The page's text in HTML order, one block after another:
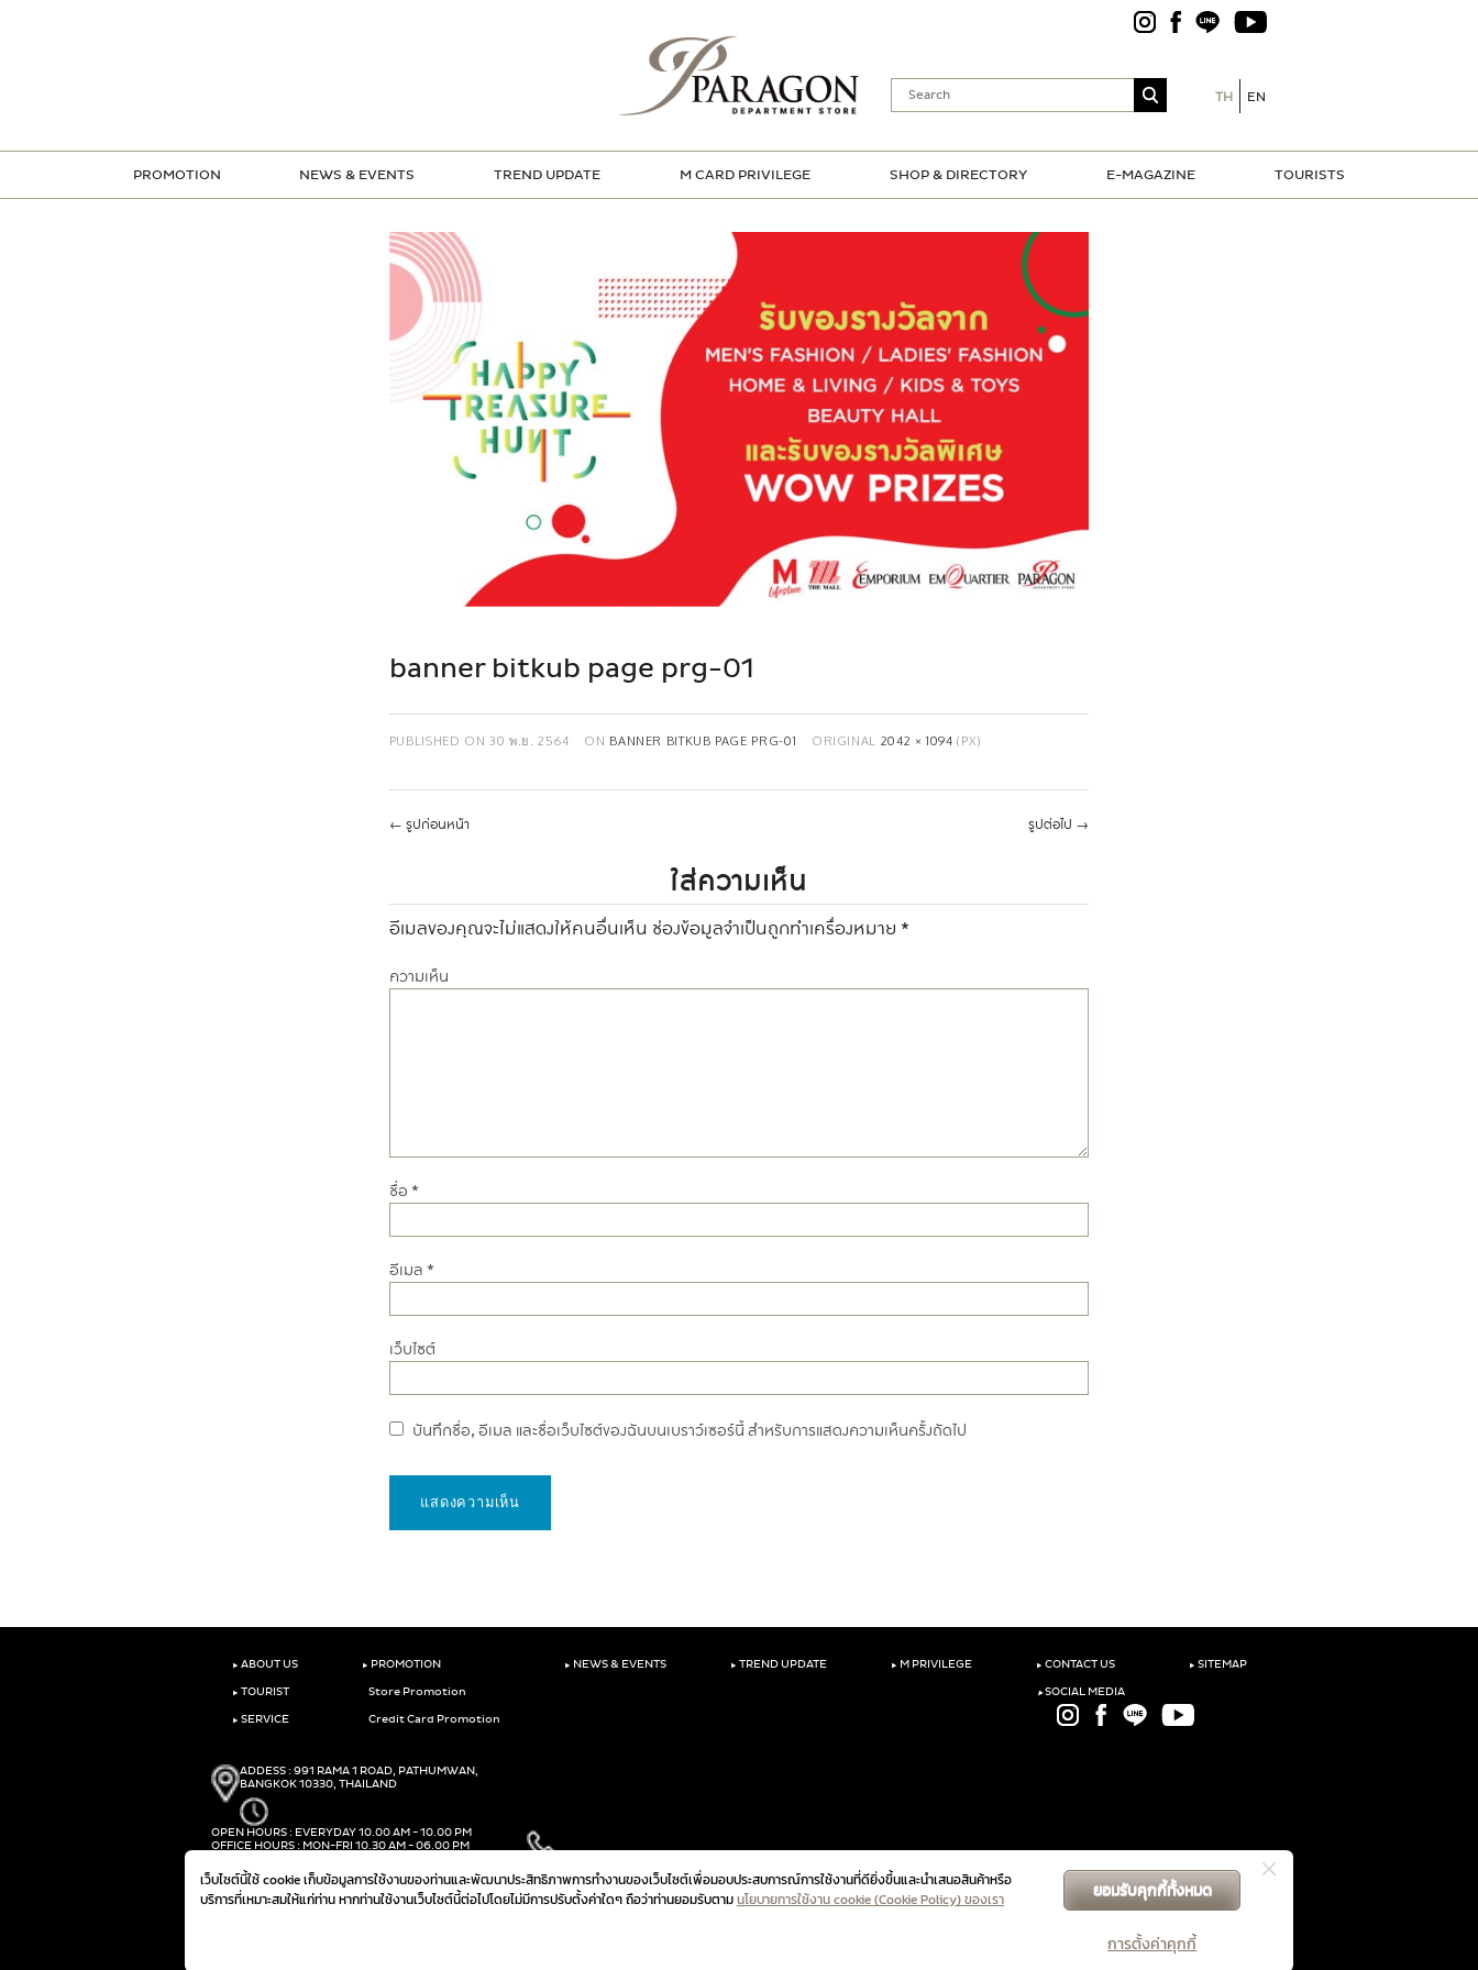
เว็บไซต์นี้ใช้ cookie เก็บข้อมูลการใช้งานของท่านและพัฒนาประสิทธิภาพการทำงานของเว็บไซต์เพื่อมอบประสบการณ์การใช้งานที่ดียิ่งขึ้นและนำเสนอสินค้าหรือ
บริการที่เหมาะสมให้แก่ท่าน หากท่านใช้งานเว็บไซต์นี้ต่อไปโดยไม่มีการปรับตั้งค่าใดๆ ถือว่าท่านยอมรับตามนโยบายการใช้งาน cookie (Cookie Policy) ของเรา ยอมรับคุกกี้ทั้งหมด
การตั้งค่าคุกกี้
TH EN
PROMOTION NEWS & EVENTS TREND UPDATE M CARD PRIVILEGE SHOP & DIRECTORY E-MAGAZINE TOURISTS
banner bitkub page prg-01
PUBLISHED ON 30 พ.ย. 2564 ON BANNER BITKUB PAGE PRG-01 ORIGINAL 2042 × 1094 (PX)
← รูปก่อนหน้า รูปต่อไป →
ใส่ความเห็น
อีเมลของคุณจะไม่แสดงให้คนอื่นเห็น ช่องข้อมูลจำเป็นถูกทำเครื่องหมาย *
ความเห็น
ชื่อ *
อีเมล *
เว็บไซต์
บันทึกชื่อ, อีเมล และชื่อเว็บไซต์ของฉันบนเบราว์เซอร์นี้ สำหรับการแสดงความเห็นครั้งถัดไป
‣ ABOUT US
‣ TOURIST
‣ SERVICE
‣ PROMOTION
Store Promotion
Credit Card Promotion
‣ NEWS & EVENTS ‣ TREND UPDATE ‣ M PRIVILEGE ‣ CONTACT US
‣SOCIAL MEDIA
‣ SITEMAP
ADDESS : 991 RAMA 1 ROAD, PATHUMWAN,
BANGKOK 10330, THAILAND
OPEN HOURS : EVERYDAY 10.00 AM - 10.00 PM
OFFICE HOURS : MON-FRI 10.30 AM - 06.00 PM
FAX :(+66)2-690-1000
GET DIRECTIONS
นโยบายความเป็นส่วนตัว|